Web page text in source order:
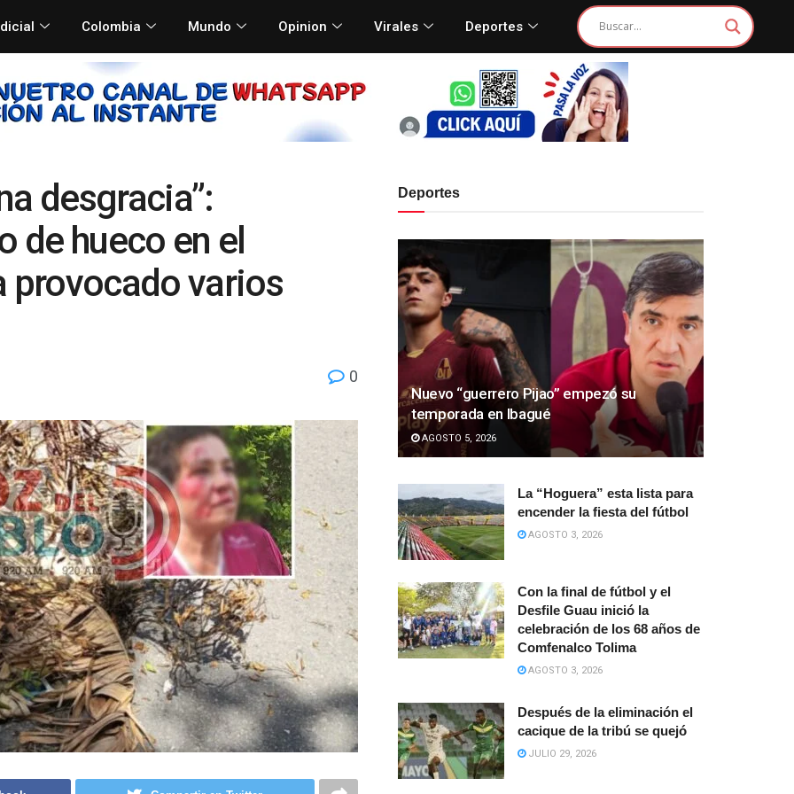
Colombia Mundo Opinion Virales Deportes
desgracia”:
de hueco en el
provocado varios
0
Deportes
Nuevo “guerrero Pijao” empezó su
temporada en Ibagué
AGOSTO 5, 2026
La “Hoguera” esta lista para
encender la fiesta del fútbol
AGOSTO 3, 2026
Con la final de fútbol y el
Desfile Guau inició la
celebración de los 68 años de
Comfenalco Tolima
AGOSTO 3, 2026
Después de la eliminación el
cacique de la tribú se quejó
JULIO 29, 2026